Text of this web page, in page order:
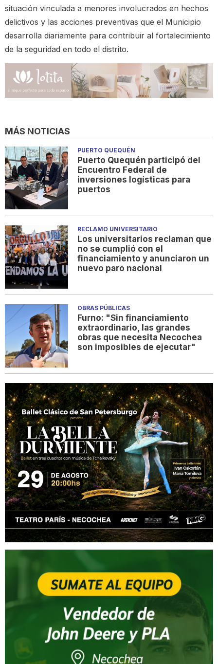
situación vinculada a menores involucrados en hechos
delictivos y las acciones preventivas que el Municipio
desarrolla diariamente para contribuir al fortalecimiento
de la seguridad en todo el distrito.
MÁS NOTICIAS
PUERTO QUEQUÉN
Puerto Quequén participó del
Encuentro Federal de
inversiones logísticas para
puertos
RECLAMO UNIVERSITARIO
Los universitarios reclaman que
no se cumplió con el
financiamiento y anunciaron un
nuevo paro nacional
OBRAS PÚBLICAS
Furno: "Sin financiamiento
extraordinario, las grandes
obras que necesita Necochea
son imposibles de ejecutar"